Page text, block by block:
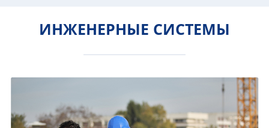
ИНЖЕНЕРНЫЕ СИСТЕМЫ